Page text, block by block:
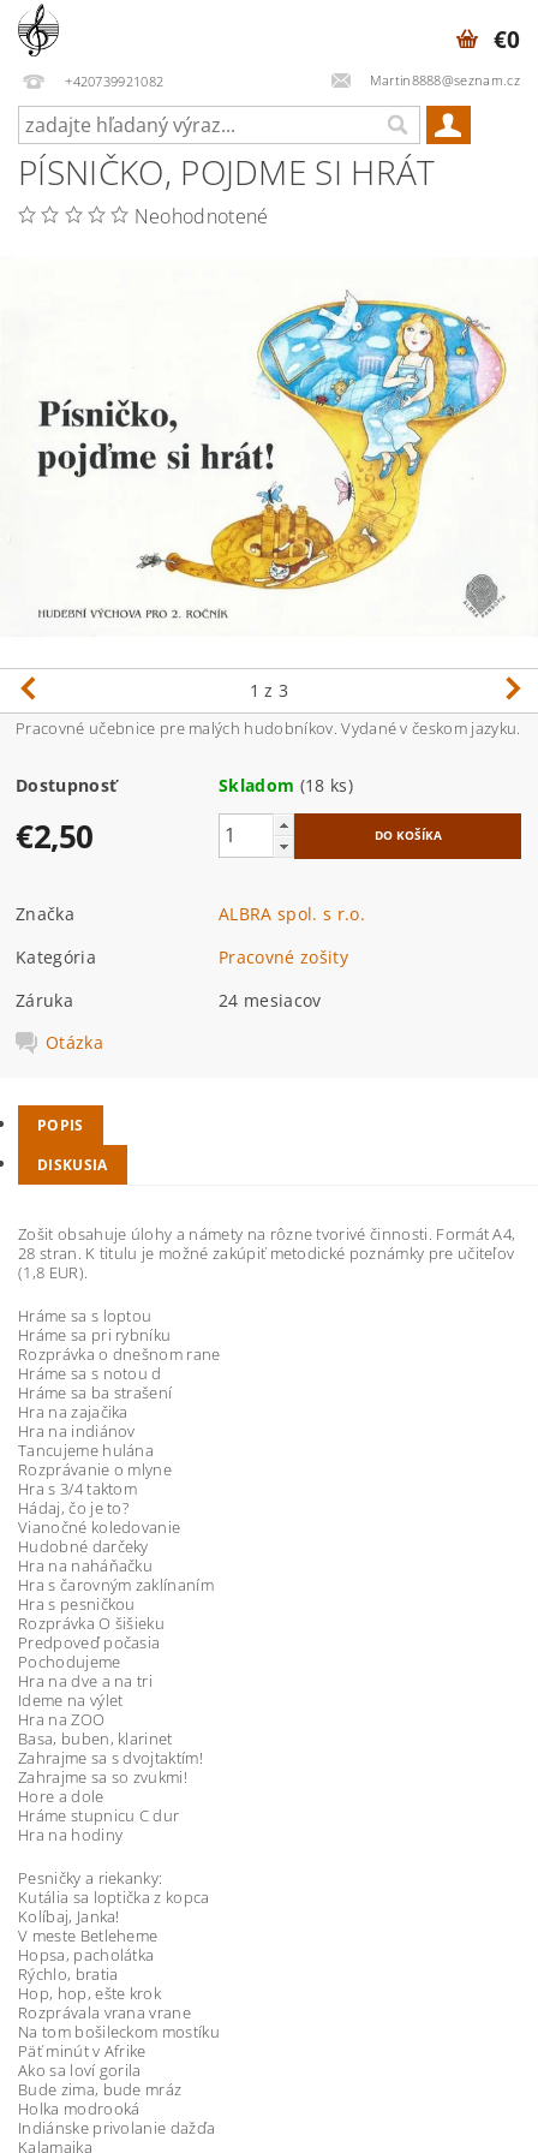
+420739921082 Martin8888@seznam.cz
€0
PÍSNIČKO, POJDME SI HRÁT
Neohodnotené
1 z 3
Pracovné učebnice pre malých hudobníkov. Vydané v českom jazyku.
Dostupnosť Skladom (18 ks)
€2,50
Značka
ALBRA spol. s r.o.
Kategória
Pracovné zošity
Záruka
24 mesiacov
Otázka
POPIS
DISKUSIA
Zošit obsahuje úlohy a námety na rôzne tvorivé činnosti. Formát A4,
28 stran. K titulu je možné zakúpiť metodické poznámky pre učiteľov
(1,8 EUR).
Hráme sa s loptou
Hráme sa pri rybníku
Rozprávka o dnešnom rane
Hráme sa s notou d
Hráme sa ba strašení
Hra na zajačika
Hra na indiánov
Tancujeme hulána
Rozprávanie o mlyne
Hra s 3/4 taktom
Hádaj, čo je to?
Vianočné koledovanie
Hudobné darčeky
Hra na naháňačku
Hra s čarovným zaklínaním
Hra s pesničkou
Rozprávka O šišieku
Predpoveď počasia
Pochodujeme
Hra na dve a na tri
Ideme na výlet
Hra na ZOO
Basa, buben, klarinet
Zahrajme sa s dvojtaktím!
Zahrajme sa so zvukmi!
Hore a dole
Hráme stupnicu C dur
Hra na hodiny
Pesničky a riekanky:
Kutália sa loptička z kopca
Kolíbaj, Janka!
V meste Betleheme
Hopsa, pacholátka
Rýchlo, bratia
Hop, hop, ešte krok
Rozprávala vrana vrane
Na tom bošileckom mostíku
Päť minút v Afrike
Ako sa loví gorila
Bude zima, bude mráz
Holka modrooká
Indiánske privolanie dažďa
Kalamajka